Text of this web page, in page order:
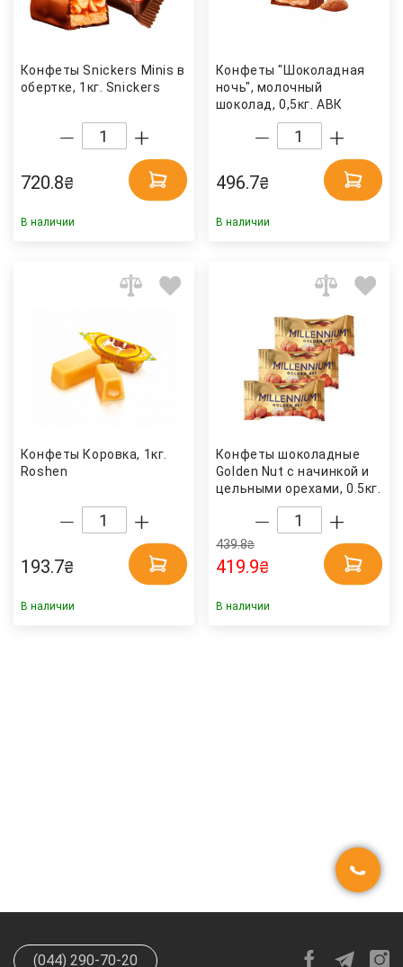
Конфеты Snickers Minis в
обертке, 1кг. Snickers
720.8₴
В наличии
Конфеты "Шоколадная
ночь", молочный
шоколад, 0,5кг. АВК
496.7₴
В наличии
Конфеты Коровка, 1кг.
Roshen
193.7₴
В наличии
Конфеты шоколадные
Golden Nut с начинкой и
цельными орехами, 0.5кг.
Millennium
439.8₴
419.9₴
В наличии
(044) 290-70-20